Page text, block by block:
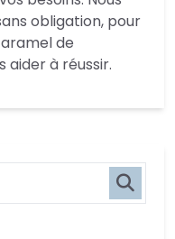
obligation, pour
de
aider à réussir.